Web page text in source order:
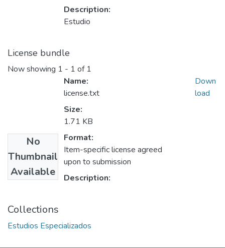
Description:
Estudio
License bundle
Now showing 1 - 1 of 1
No
Thumbnail
Available
Name:
license.txt
Size:
1.71 KB
Format:
Item-specific license agreed
upon to submission
Description:
Down
load
Collections
Estudios Especializados